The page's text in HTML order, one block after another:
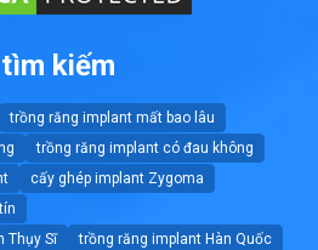
kiếm
trồng răng implant mất bao lâu
trồng răng implant có đau không
cấy ghép implant Zygoma
Thụy Sĩ
trồng răng implant Hàn Quốc